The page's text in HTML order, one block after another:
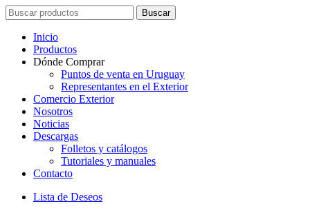
Search
for:
Buscar
Inicio
Productos
Dónde Comprar
Puntos de venta en Uruguay
Representantes en el Exterior
Comercio Exterior
Nosotros
Noticias
Descargas
Folletos y catálogos
Tutoriales y manuales
Contacto
Lista de Deseos